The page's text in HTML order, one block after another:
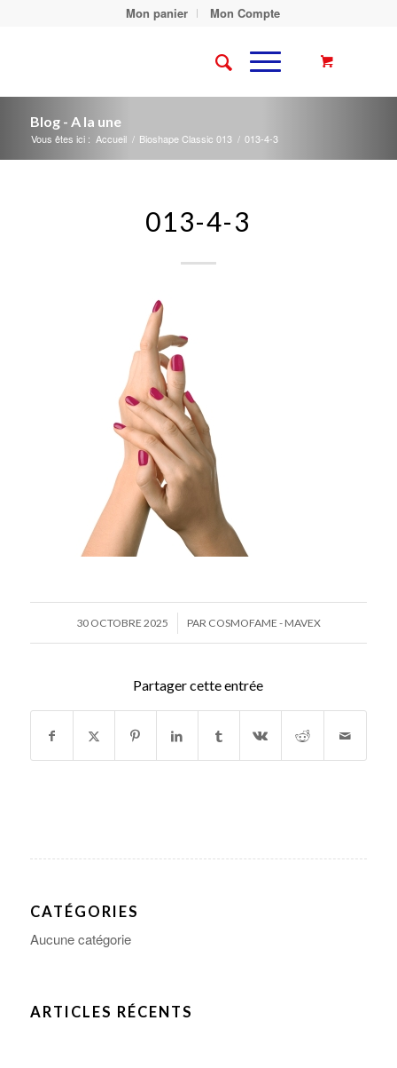
Mon panier Mon Compte
Blog - A la une
Vous êtes ici : Accueil / Bioshape Classic 013 / 013-4-3
013-4-3
30 OCTOBRE 2025
/ PAR COSMOFAME - MAVEX
Partager cette entrée
CATÉGORIES
Aucune catégorie
ARTICLES RÉCENTS